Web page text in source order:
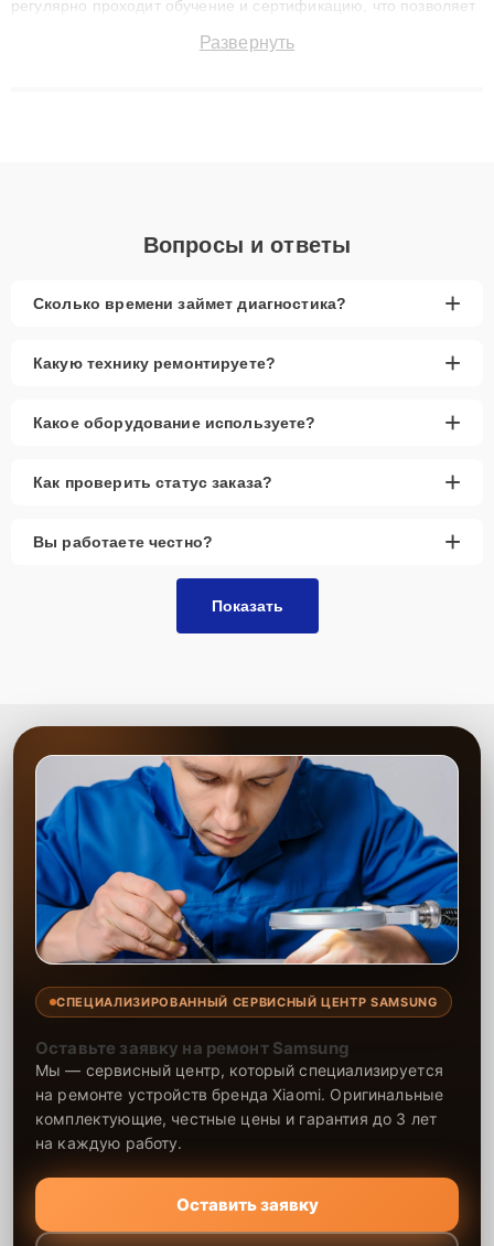
регулярно проходит обучение и сертификацию, что позволяет
технику с сохранением гарантии до 3 лет. Наши мастера
Развернуть
Вопросы и ответы
Сколько времени займет диагностика? +
Какую технику ремонтируете? +
Какое оборудование используете? +
Как проверить статус заказа? +
Вы работаете честно? +
Показать
СПЕЦИАЛИЗИРОВАННЫЙ СЕРВИСНЫЙ ЦЕНТР SAMSUNG
Оставьте заявку на ремонт Samsung
Мы — сервисный центр, который специализируется
на ремонте устройств бренда Xiaomi. Оригинальные
комплектующие, честные цены и гарантия до 3 лет
на каждую работу.
Оставить заявку